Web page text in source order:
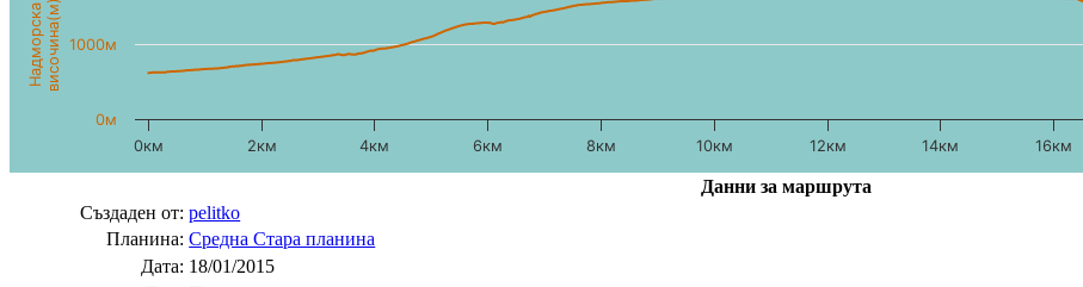
Надморскависочина(м)
0км 2км 4км 6км 8км 10км 12км 14км 16км
0м
1000м
Данни за маршрута
Създаден от: pelitko
Планина: Средна Стара планина
Дата: 18/01/2015